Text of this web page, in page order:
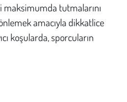
maksimumda tutmalarını
amacıyla dikkatlice
koşularda, sporcuların